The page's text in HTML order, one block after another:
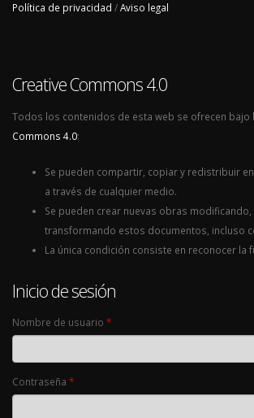
Política de privacidad /Aviso legal
Creative Commons 4.0
Todos los contenidos de esta web se ofrecen bajo
Commons 4.0:
Se pueden compartir, copiar y redistribuir
a través de cualquier medio.
Se pueden crear nuevas obras
transformando estos documentos, incluso
La única condición consiste en reconocer la
Inicio de sesión
Nombre de usuario *
Contraseña *